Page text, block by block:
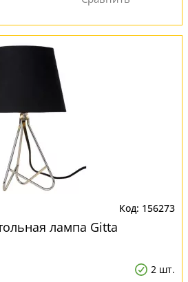
156273
лампа Gitta
2 шт.